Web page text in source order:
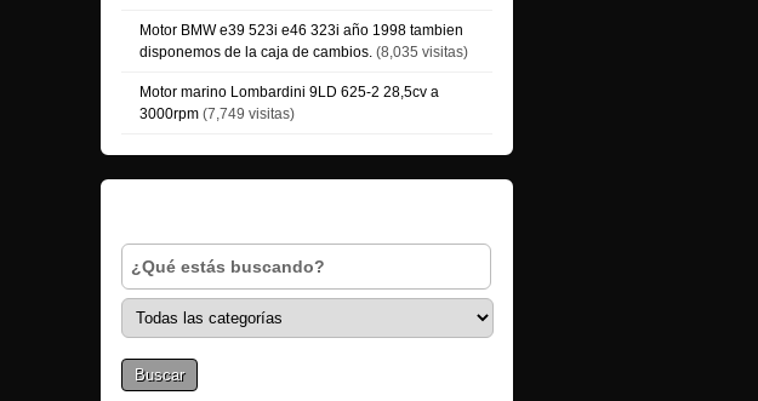
Motor BMW e39 523i e46 323i año 1998 tambien
disponemos de la caja de cambios. (8,035 visitas)
Motor marino Lombardini 9LD 625-2 28,5cv a
3000rpm (7,749 visitas)